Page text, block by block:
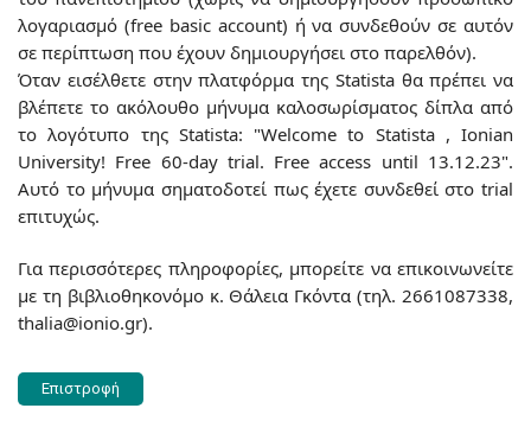
λογαριασμό (free basic account) ή να συνδεθούν σε αυτόν
σε περίπτωση που έχουν δημιουργήσει στο παρελθόν).
Όταν εισέλθετε στην πλατφόρμα της Statista θα πρέπει να
βλέπετε το ακόλουθο μήνυμα καλοσωρίσματος δίπλα από
το λογότυπο της Statista: "Welcome to Statista , Ionian
University! Free 60-day trial. Free access until 13.12.23".
Aυτό το μήνυμα σηματοδοτεί πως έχετε συνδεθεί στο trial
επιτυχώς.
Για περισσότερες πληροφορίες, μπορείτε να επικοινωνείτε
με τη βιβλιοθηκονόμο κ. Θάλεια Γκόντα (τηλ. 2661087338,
thalia@ionio.gr).
Επιστροφή